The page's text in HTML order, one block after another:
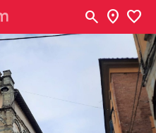
search location_on favorite